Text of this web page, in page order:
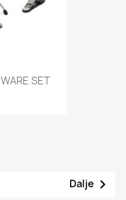
SET
Dalje 